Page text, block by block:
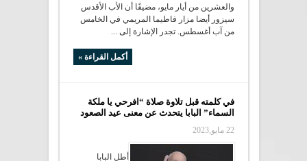
والعشرين من أيار مايو، مضيفًا أن الأب الأقدس
سيزور أيضا مزار فاطيما المريمي في الخامس
من آب أغسطس. تجدر الإشارة إلى ...
أكمل القراءة »
في كلمته قبل تلاوة صلاة “افرحي يا ملكة
السماء” البابا يتحدث عن معنى عيد الصعود
22 مايو,2023
أطل البابا